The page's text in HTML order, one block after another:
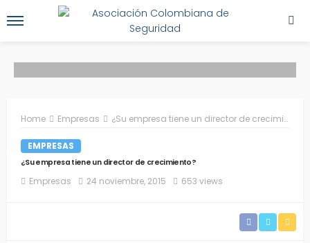
Home Empresas ¿Su empresa tiene un director de crecimiento?
EMPRESAS
¿Su empresa tiene un director de crecimiento?
Empresas 24 noviembre, 2015 653 views